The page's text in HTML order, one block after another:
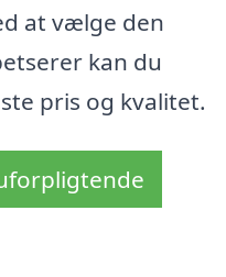
at vælge den
kan du
pris og kvalitet.